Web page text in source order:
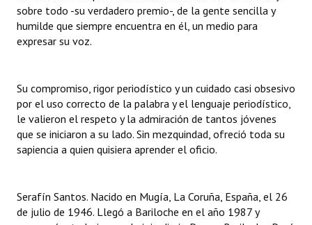
sobre todo -su verdadero premio-, de la gente sencilla y
humilde que siempre encuentra en él, un medio para
expresar su voz.
Su compromiso, rigor periodístico y un cuidado casi obsesivo
por el uso correcto de la palabra y el lenguaje periodístico,
le valieron el respeto y la admiración de tantos jóvenes
que se iniciaron a su lado. Sin mezquindad, ofreció toda su
sapiencia a quien quisiera aprender el oficio.
Serafín Santos. Nacido en Mugía, La Coruña, España, el 26
de julio de 1946. Llegó a Bariloche en el año 1987 y